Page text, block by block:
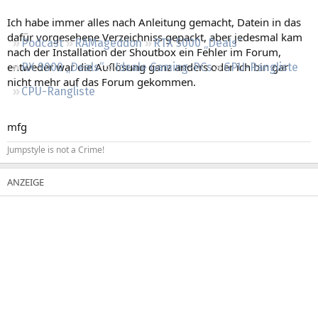
Podcast RAMageddon
RTX 5000 „Deals“
RX 9000 „Deals“
Ideale Gaming-PCs
GPU-Rangliste
CPU-Rangliste
Ich habe immer alles nach Anleitung gemacht, Datein in das
dafür vorgesehene Verzeichniss gepackt, aber jedesmal kam
nach der Installation der Shoutbox ein Fehler im Forum,
entweder war die Auflösung ganz anders oder ich bin gar
nicht mehr auf das Forum gekommen.
mfg
Jumpstyle is not a Crime!